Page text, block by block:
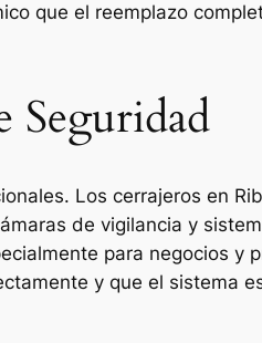
que el reemplazo
Seguridad
Los cerrajeros en
de vigilancia y
para negocios y
y que el sistema